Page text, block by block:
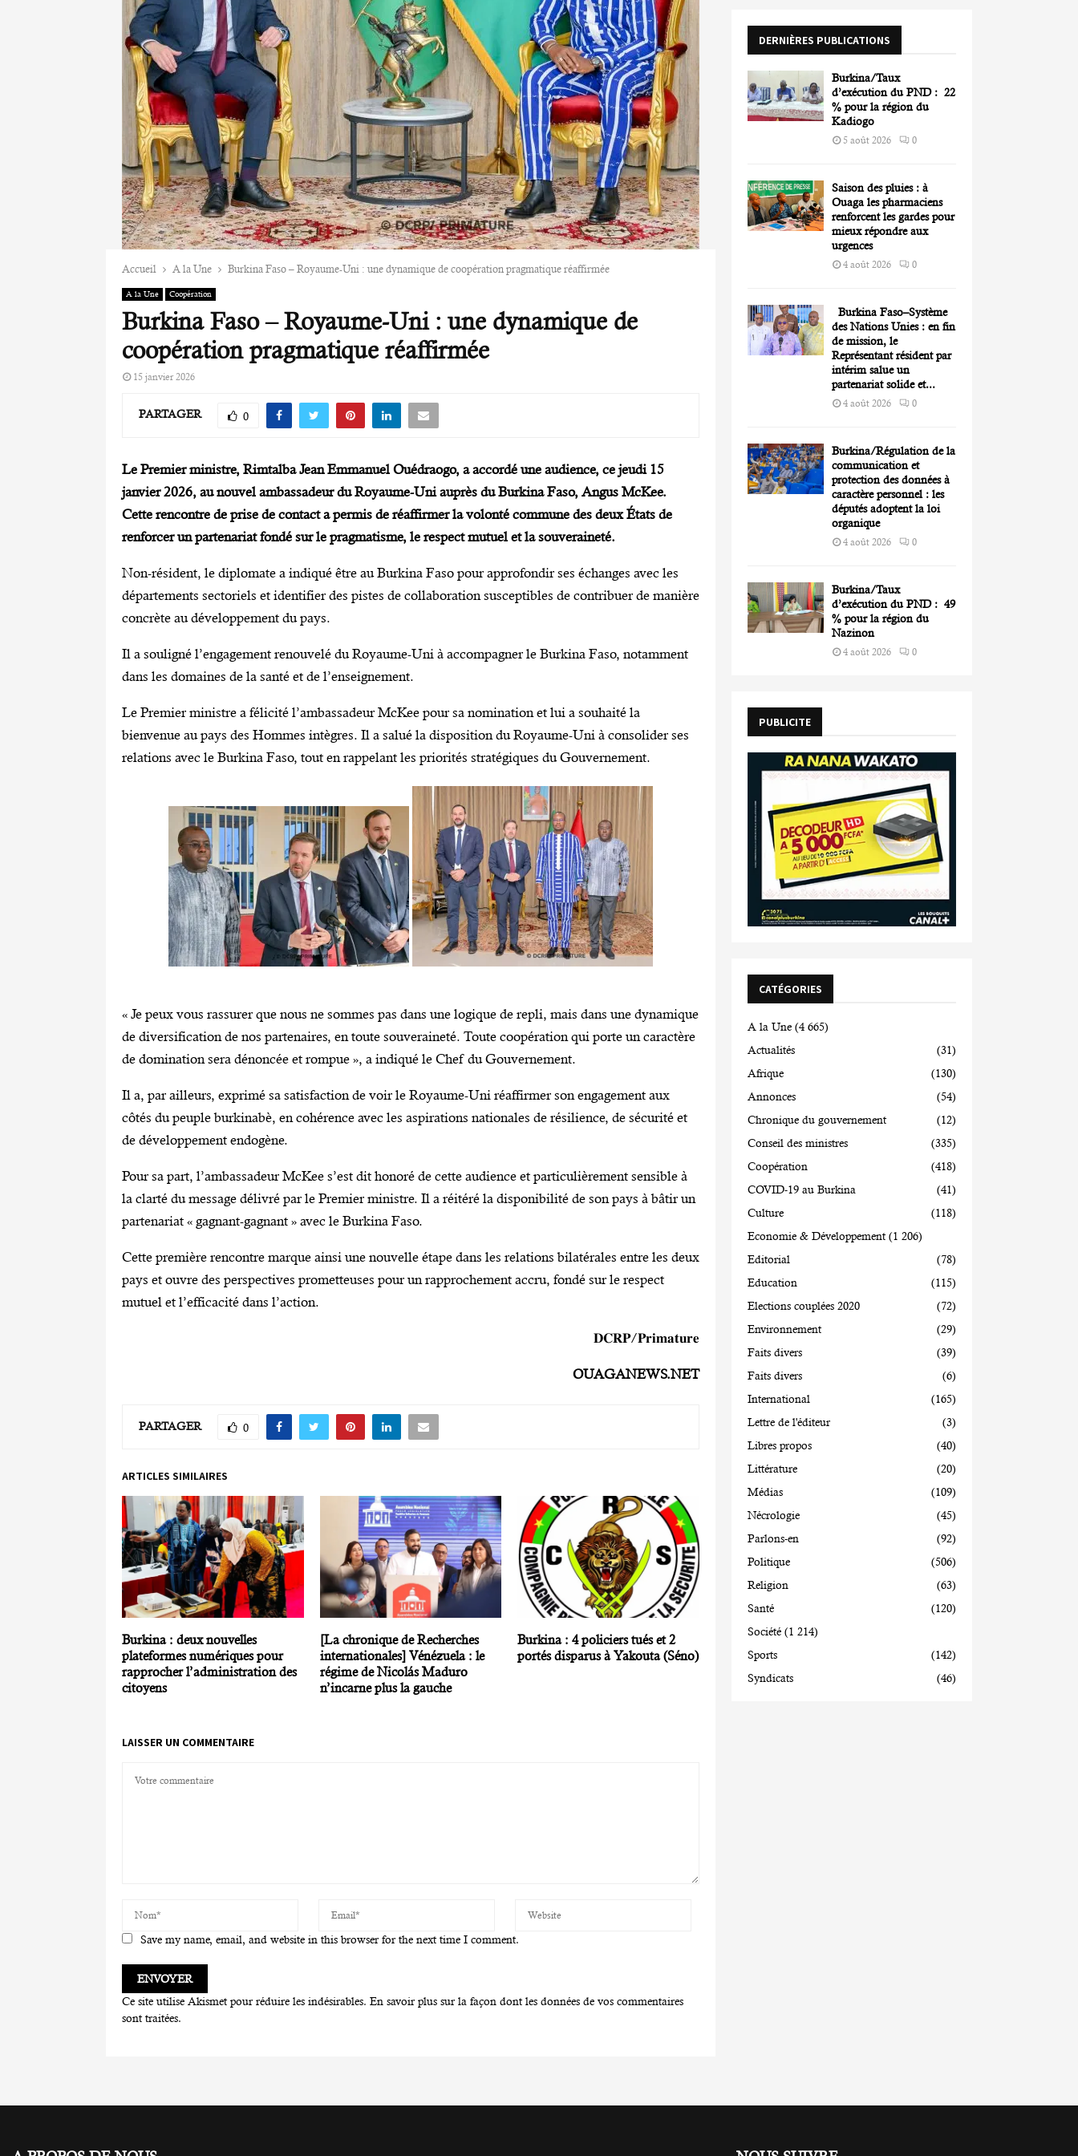
Accueil A la Une Burkina Faso – Royaume-Uni : une dynamique de coopération pragmatique réaffirmée
A la Une Coopération
Burkina Faso – Royaume-Uni : une dynamique de
coopération pragmatique réaffirmée
15 janvier 2026
PARTAGER 0
Le Premier ministre, Rimtalba Jean Emmanuel Ouédraogo, a accordé une audience, ce jeudi 15
janvier 2026, au nouvel ambassadeur du Royaume-Uni auprès du Burkina Faso, Angus McKee.
Cette rencontre de prise de contact a permis de réaffirmer la volonté commune des deux États de
renforcer un partenariat fondé sur le pragmatisme, le respect mutuel et la souveraineté.
‎Non-résident, le diplomate a indiqué être au Burkina Faso pour approfondir ses échanges avec les
départements sectoriels et identifier des pistes de collaboration susceptibles de contribuer de manière
concrète au développement du pays.
‎‎Il a souligné l’engagement renouvelé du Royaume-Uni à accompagner le Burkina Faso, notamment
dans les domaines de la santé et de l’enseignement.
‎‎Le Premier ministre a félicité l’ambassadeur McKee pour sa nomination et lui a souhaité la
bienvenue au pays des Hommes intègres. Il a salué la disposition du Royaume-Uni à consolider ses
relations avec le Burkina Faso, tout en rappelant les priorités stratégiques du Gouvernement.
‎‎« Je peux vous rassurer que nous ne sommes pas dans une logique de repli, mais dans une dynamique
de diversification de nos partenaires, en toute souveraineté. Toute coopération qui porte un caractère
de domination sera dénoncée et rompue », a indiqué le Chef du Gouvernement.
‎‎Il a, par ailleurs, exprimé sa satisfaction de voir le Royaume-Uni réaffirmer son engagement aux
côtés du peuple burkinabè, en cohérence avec les aspirations nationales de résilience, de sécurité et
de développement endogène.
‎‎Pour sa part, l’ambassadeur McKee s’est dit honoré de cette audience et particulièrement sensible à
la clarté du message délivré par le Premier ministre. Il a réitéré la disponibilité de son pays à bâtir un
partenariat « gagnant-gagnant » avec le Burkina Faso.
‎Cette première rencontre marque ainsi une nouvelle étape dans les relations bilatérales entre les deux
pays et ouvre des perspectives prometteuses pour un rapprochement accru, fondé sur le respect
mutuel et l’efficacité dans l’action.
‎‎𝐃𝐂𝐑𝐏/𝐏𝐫𝐢𝐦𝐚𝐭𝐮𝐫𝐞
OUAGANEWS.NET
PARTAGER 0
ARTICLES SIMILAIRES
Burkina : deux nouvelles
plateformes numériques pour
rapprocher l’administration des
citoyens
[La chronique de Recherches
internationales] Vénézuela : le
régime de Nicolás Maduro
n’incarne plus la gauche
Burkina : 4 policiers tués et 2
portés disparus à Yakouta (Séno)
LAISSER UN COMMENTAIRE
Save my name, email, and website in this browser for the next time I comment.
Ce site utilise Akismet pour réduire les indésirables. En savoir plus sur la façon dont les données de vos commentaires
sont traitées.
r
H
DERNIÈRES PUBLICATIONS
Burkina/Taux
d’exécution du PND : 22
% pour la région du
Kadiogo
5 août 2026 0
Saison des pluies : à
Ouaga les pharmaciens
renforcent les gardes pour
mieux répondre aux
urgences
4 août 2026 0
Burkina Faso–Système
des Nations Unies : en fin
de mission, le
Représentant résident par
intérim salue un
partenariat solide et...
4 août 2026 0
Burkina/Régulation de la
communication et
protection des données à
caractère personnel : les
députés adoptent la loi
organique
4 août 2026 0
Burkina/Taux
d’exécution du PND : 49
% pour la région du
Nazinon
4 août 2026 0
PUBLICITE
CATÉGORIES
A la Une (4 665)
Actualités
(31)
Afrique
(130)
Annonces
(54)
Chronique du gouvernement
(12)
Conseil des ministres
(335)
Coopération
(418)
COVID-19 au Burkina
(41)
Culture
(118)
Economie & Développement (1 206)
Editorial
(78)
Education
(115)
Elections couplées 2020
(72)
Environnement
(29)
Faits divers
(39)
Faits divers
(6)
International
(165)
Lettre de l'éditeur
(3)
Libres propos
(40)
Littérature
(20)
Médias
(109)
Nécrologie
(45)
Parlons-en
(92)
Politique
(506)
Religion
(63)
Santé
(120)
Société (1 214)
Sports
(142)
Syndicats
(46)